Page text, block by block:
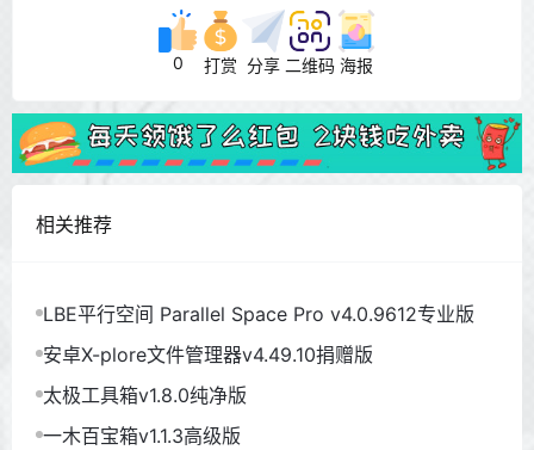
0 打赏 分享 二维码 海报
相关推荐
LBE平行空间 Parallel Space Pro v4.0.9612专业版
安卓X-plore文件管理器v4.49.10捐赠版
太极工具箱v1.8.0纯净版
一木百宝箱v1.1.3高级版